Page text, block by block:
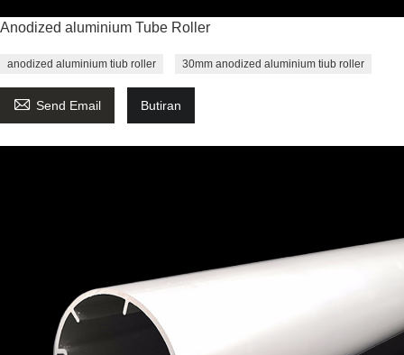
Anodized aluminium Tube Roller
anodized aluminium tiub roller 30mm anodized aluminium tiub roller
 Send Email Butiran